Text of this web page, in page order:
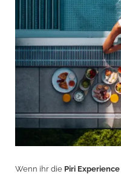
Wenn ihr die Piri Experience